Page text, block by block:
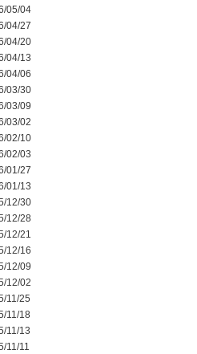
05/04
04/27
04/20
04/13
04/06
03/30
03/09
03/02
02/10
02/03
01/27
01/13
12/30
12/28
12/21
12/16
12/09
12/02
11/25
11/18
11/13
11/11